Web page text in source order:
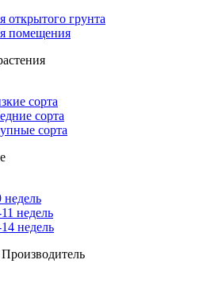
открытого грунта
помещения
сорта
сорта
сорта
недель
недель
недель